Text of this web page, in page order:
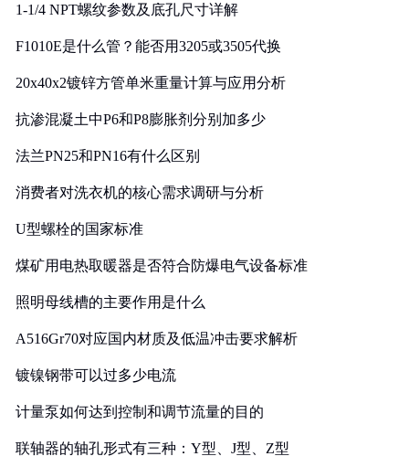
1-1/4 NPT螺纹参数及底孔尺寸详解
F1010E是什么管？能否用3205或3505代换
20x40x2镀锌方管单米重量计算与应用分析
抗渗混凝土中P6和P8膨胀剂分别加多少
法兰PN25和PN16有什么区别
消费者对洗衣机的核心需求调研与分析
U型螺栓的国家标准
煤矿用电热取暖器是否符合防爆电气设备标准
照明母线槽的主要作用是什么
A516Gr70对应国内材质及低温冲击要求解析
镀镍钢带可以过多少电流
计量泵如何达到控制和调节流量的目的
联轴器的轴孔形式有三种：Y型、J型、Z型